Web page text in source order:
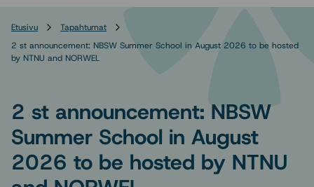
Etusivu
Tapahtumat
2 st announcement: NBSW Summer School in August 2026 to be hosted
by NTNU and NORWEL
2 st announcement: NBSW
Summer School in August
2026 to be hosted by NTNU